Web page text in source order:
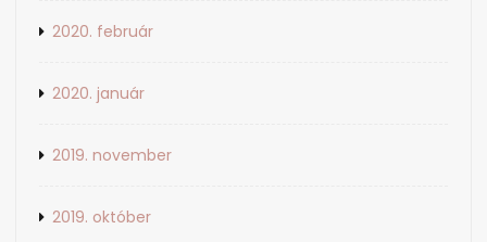
2020. február
2020. január
2019. november
2019. október